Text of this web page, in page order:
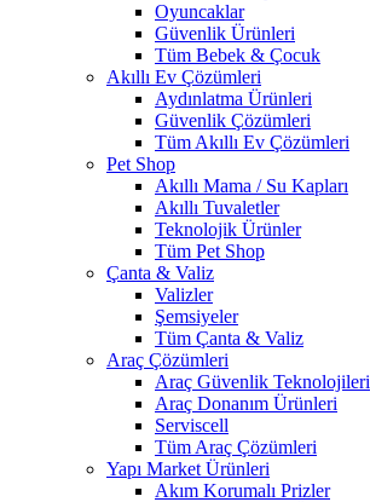
Oyuncaklar
Güvenlik Ürünleri
Tüm Bebek & Çocuk
Akıllı Ev Çözümleri
Aydınlatma Ürünleri
Güvenlik Çözümleri
Tüm Akıllı Ev Çözümleri
Pet Shop
Akıllı Mama / Su Kapları
Akıllı Tuvaletler
Teknolojik Ürünler
Tüm Pet Shop
Çanta & Valiz
Valizler
Şemsiyeler
Tüm Çanta & Valiz
Araç Çözümleri
Araç Güvenlik Teknolojileri
Araç Donanım Ürünleri
Serviscell
Tüm Araç Çözümleri
Yapı Market Ürünleri
Akım Korumalı Prizler